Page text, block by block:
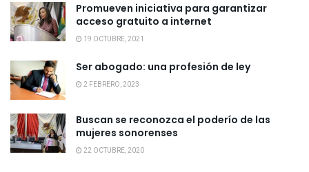
Promueven iniciativa para garantizar
acceso gratuito a internet
19 OCTUBRE, 2021
Ser abogado: una profesión de ley
2 FEBRERO, 2023
Buscan se reconozca el poderío de las
mujeres sonorenses
22 OCTUBRE, 2020